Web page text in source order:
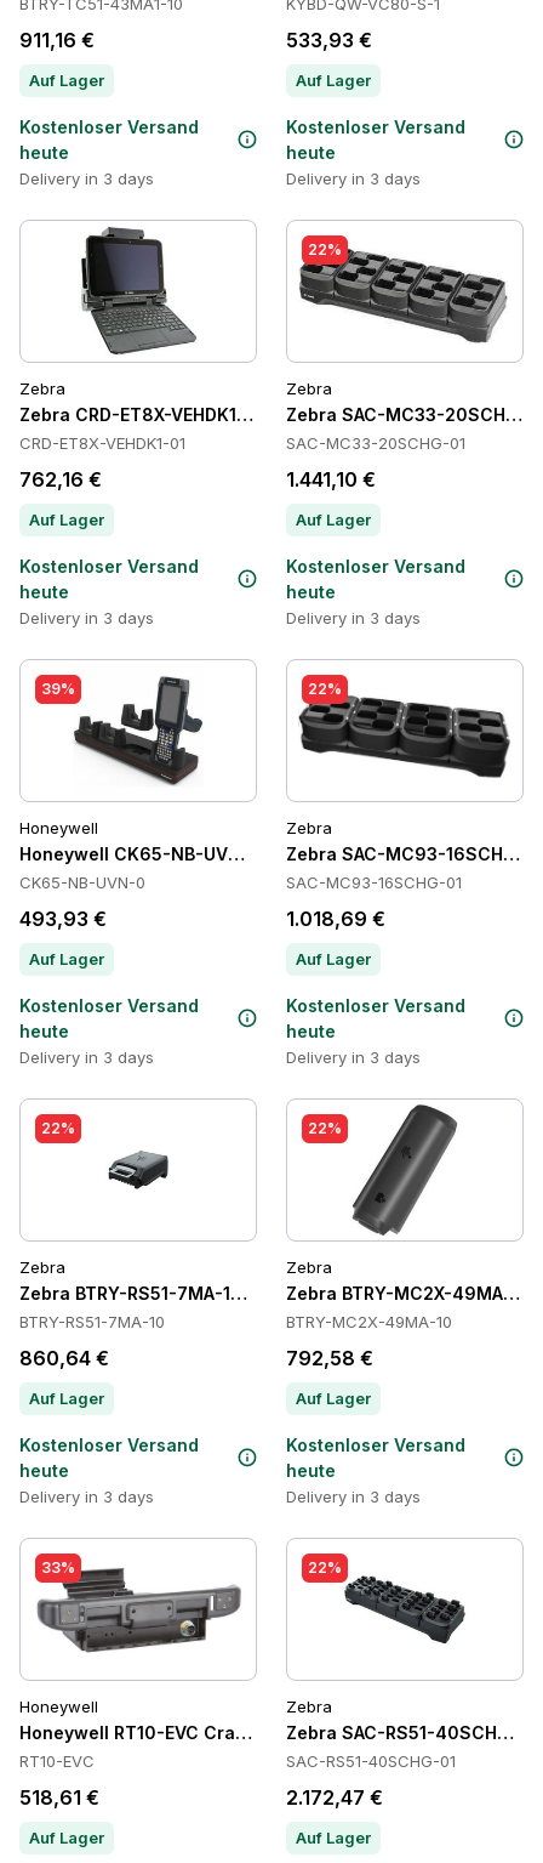
911,16 €
Auf Lager
Kostenloser Versand
heute
Delivery in 3 days
533,93 €
Auf Lager
Kostenloser Versand
heute
Delivery in 3 days
Zebra
Zebra CRD-ET8X-VEHDK1-01 Cradles
CRD-ET8X-VEHDK1-01
762,16 €
Auf Lager
Kostenloser Versand
heute
Delivery in 3 days
22%
Zebra
Zebra SAC-MC33-20SCHG-
SAC-MC33-20SCHG-01
1.441,10 €
Auf Lager
Kostenloser Versand
heute
Delivery in 3 days
39%
Honeywell
Honeywell CK65-NB-UVN-0 Cradles
CK65-NB-UVN-0
493,93 €
Auf Lager
Kostenloser Versand
heute
Delivery in 3 days
22%
Zebra
Zebra SAC-MC93-16SCHG-
SAC-MC93-16SCHG-01
1.018,69 €
Auf Lager
Kostenloser Versand
heute
Delivery in 3 days
22%
Zebra
Zebra BTRY-RS51-7MA-10 Batteries
BTRY-RS51-7MA-10
860,64 €
Auf Lager
Kostenloser Versand
heute
Delivery in 3 days
22%
Zebra
Zebra BTRY-MC2X-49MA-10
BTRY-MC2X-49MA-10
792,58 €
Auf Lager
Kostenloser Versand
heute
Delivery in 3 days
33%
Honeywell
Honeywell RT10-EVC Cradles
RT10-EVC
518,61 €
Auf Lager
22%
Zebra
Zebra SAC-RS51-40SCHG-
SAC-RS51-40SCHG-01
2.172,47 €
Auf Lager